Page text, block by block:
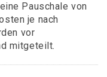
Pauschale von
je nach
vor
mitgeteilt.